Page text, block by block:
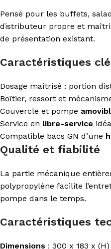
Pensé pour les buffets,
distributeur propre et
de présentation existant.
Caractéristiques
Dosage maîtrisé : portion
Boîtier, ressort et
Couvercle et pompe
Service en libre-service
Compatible bacs GN d’une
Qualité et fiabilité
La partie mécanique
polypropylène facilite
pompe dans le temps.
Caractéristiques
Dimensions : 300 x 183 x